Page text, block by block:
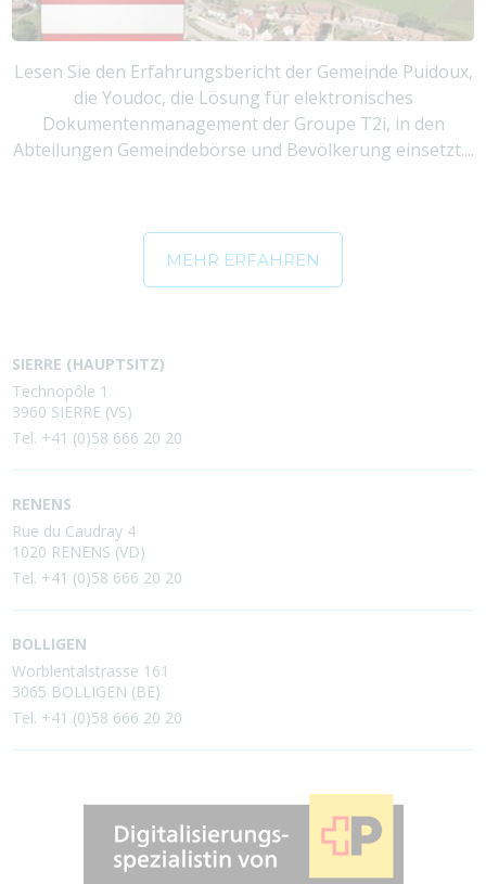
Lesen Sie den Erfahrungsbericht der Gemeinde Puidoux,
die Youdoc, die Lösung für elektronisches
Dokumentenmanagement der Groupe T2i, in den
Abteilungen Gemeindebörse und Bevölkerung einsetzt....
MEHR ERFAHREN
SIERRE (HAUPTSITZ)
Technopôle 1
3960 SIERRE (VS)
Tel. +41 (0)58 666 20 20
RENENS
Rue du Caudray 4
1020 RENENS (VD)
Tel. +41 (0)58 666 20 20
BOLLIGEN
Worblentalstrasse 161
3065 BOLLIGEN (BE)
Tel. +41 (0)58 666 20 20